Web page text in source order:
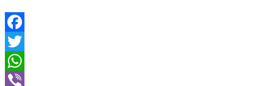
Facebook
Twitter
WhatsApp